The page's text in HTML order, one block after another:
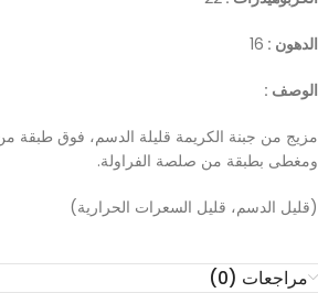
الدهون : 16
الوصف :
مزيج من جبنة الكريمة قليلة الدسم، فوق طبقة
ومغطى بطبقة من صلصة الفراولة.
(قليل الدسم، قليل السعرات الحرارية)
مراجعات (0)